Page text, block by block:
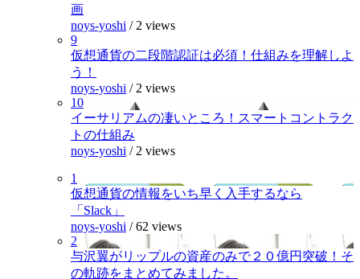
画
noys-yoshi / 2 views
9
仮想通貨の二段階認証は必須！仕組みを理解しよ
う！
noys-yoshi / 2 views
10
イーサリアムの凄いところ！スマートコントラク
トの仕組み
noys-yoshi / 2 views
1
仮想通貨の情報をいち早く入手するなら
「Slack」
noys-yoshi /62 views
2
与沢翼がリップルの資産のみで２０億円突破！そ
の軌跡をまとめてみました。